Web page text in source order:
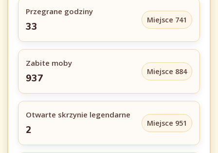
Przegrane godziny
33
Miejsce 741
Zabite moby
937
Miejsce 884
Otwarte skrzynie legendarne
2
Miejsce 951